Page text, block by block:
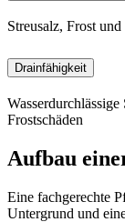
Streusalz, Frost
Drainfähigkeit
Frostschäden
Aufbau
Eine fachgerechte
Untergrund und